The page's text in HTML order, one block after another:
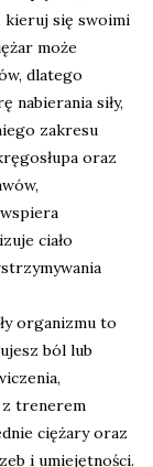
kieruj się swoimi
może
dlatego
nabierania siły,
zakresu
oraz
ciało
organizmu to
ból lub
z trenerem
ciężary oraz
i umiejętności.